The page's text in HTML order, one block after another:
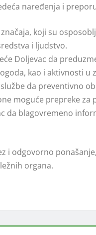
naređenja i
koji su
i ljudstvo.
Doljevac da
kao i aktivnosti u
da preventivno
moguće prepreke za
da blagovremeno
i odgovorno
organa.